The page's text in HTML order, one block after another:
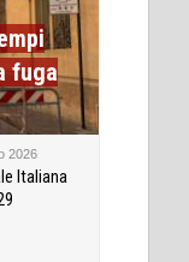
fuga
2026
Italiana